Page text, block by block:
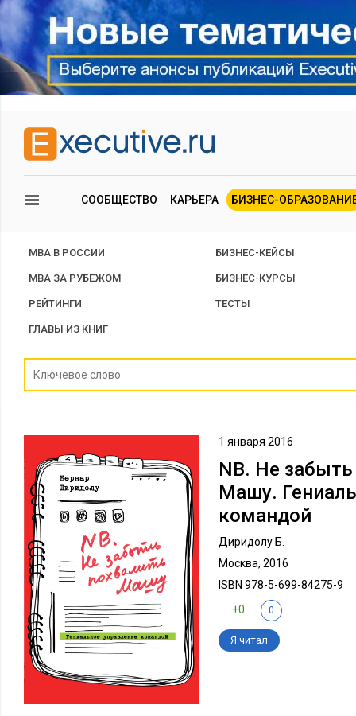
СООБЩЕСТВО КАРЬЕРА БИЗНЕС-
MBA В РОССИИ
MBA ЗА РУБЕЖОМ
РЕЙТИНГИ
ГЛАВЫ ИЗ КНИГ
БИЗНЕС-КЕЙСЫ
БИЗНЕС-КУРСЫ
ТЕСТЫ
1 января 2016
NB. Не
Машу.
командой
Диридолу Б.
Москва, 2016
ISBN 978-5-699-84275-9
+0
0
Я читал